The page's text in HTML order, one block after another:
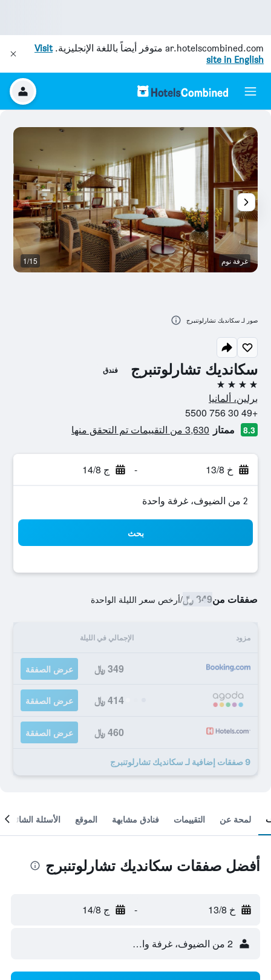
ar.hotelscombined.com متوفر أيضاً باللغة الإنجليزية.Visit
site in English
سكانديك تشارلوتنبرج فندق
4 نجوم
برلين، ألمانيا
+49 30 756 5500
8.3 ممتاز 3,630 من التقييمات تم التحقق منها
خ 13/8 - ج 14/8
2 من الضيوف، غرفة واحدة
بحث
صفقات من349 ﷼ /أرخص سعر الليلة الواحدة
مزود الإجمالي في الليلة
349 ﷼ عرض الصفقة
414 ﷼ عرض الصفقة
460 ﷼ عرض الصفقة
9 صفقات إضافية لـ سكانديك تشارلوتنبرج
غرفة نوم 1/15
صور لـ سكانديك تشارلوتنبرج
لمحة عن التقييمات فنادق مشابهة الموقع الأسئلة الشائعة
أفضل صفقات سكانديك تشارلوتنبرج
خ 13/8 - ج 14/8
2 من الضيوف، غرفة واحدة